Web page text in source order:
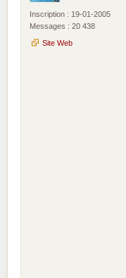
Inscription : 19-01-2005
Messages : 20 438
Site Web